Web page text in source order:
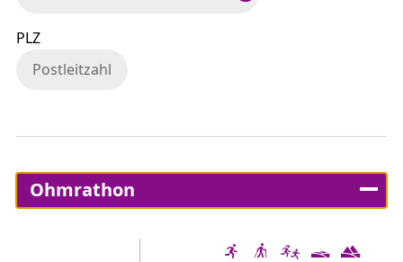
PLZ
Ohmrathon